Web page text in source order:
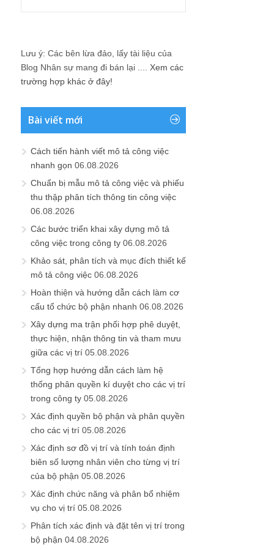
Lưu ý: Các bên lừa đảo, lấy tài liệu của
Blog Nhân sự mang đi bán lại .... Xem các
trường hợp khác ở đây!
Bài viết mới
Cách tiến hành viết mô tả công việc
nhanh gọn 06.08.2026
Chuẩn bị mẫu mô tả công việc và phiếu
thu thập phân tích thông tin công việc
06.08.2026
Các bước triển khai xây dựng mô tả
công việc trong công ty 06.08.2026
Khảo sát, phân tích và mục đích thiết kế
mô tả công việc 06.08.2026
Hoàn thiện và hướng dẫn cách làm cơ
cấu tổ chức bộ phận nhanh 06.08.2026
Xây dựng ma trận phối hợp phê duyệt,
thực hiện, nhận thông tin và tham mưu
giữa các vị trí 05.08.2026
Tổng hợp hướng dẫn cách làm hệ
thống phân quyền kí duyệt cho các vị trí
trong công ty 05.08.2026
Xác định quyền bộ phận và phân quyền
cho các vị trí 05.08.2026
Xác định sơ đồ vị trí và tính toán định
biên số lượng nhân viên cho từng vị trí
của bộ phận 05.08.2026
Xác định chức năng và phân bổ nhiệm
vụ cho vị trí 05.08.2026
Phân tích xác định và đặt tên vị trí trong
bộ phận 04.08.2026